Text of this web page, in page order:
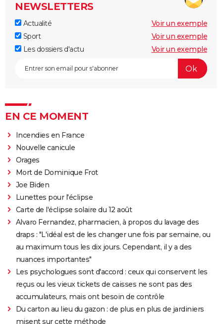
NEWSLETTERS
Actualité
Voir un exemple
Sport
Voir un exemple
Les dossiers d'actu
Voir un exemple
EN CE MOMENT
Incendies en France
Nouvelle canicule
Orages
Mort de Dominique Frot
Joe Biden
Lunettes pour l'éclipse
Carte de l'éclipse solaire du 12 août
Alvaro Fernandez, pharmacien, à propos du lavage des
draps : "L'idéal est de les changer une fois par semaine, ou
au maximum tous les dix jours. Cependant, il y a des
nuances importantes"
Les psychologues sont d'accord : ceux qui conservent les
reçus ou les vieux tickets de caisses ne sont pas des
accumulateurs, mais ont besoin de contrôle
Du carton au lieu du gazon : de plus en plus de jardiniers
misent sur cette méthode